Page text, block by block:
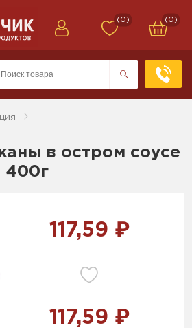
(0) (0)
в остром соусе
117,59 ₽
117,59 ₽